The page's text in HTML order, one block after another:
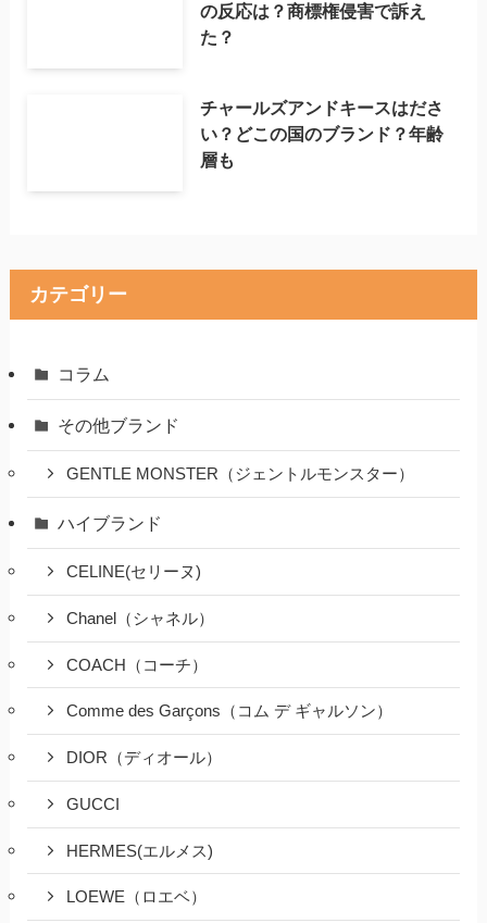
の反応は？商標権侵害で訴え
た？
チャールズアンドキースはださ
い？どこの国のブランド？年齢
層も
カテゴリー
コラム
その他ブランド
GENTLE MONSTER（ジェントルモンスター）
ハイブランド
CELINE(セリーヌ)
Chanel（シャネル）
COACH（コーチ）
Comme des Garçons（コム デ ギャルソン）
DIOR（ディオール）
GUCCI
HERMES(エルメス)
LOEWE（ロエベ）